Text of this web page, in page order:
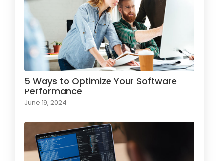
5 Ways to Optimize Your Software
Performance
June 19, 2024